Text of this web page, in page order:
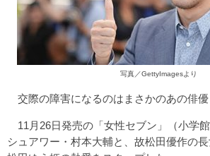
写真／GettyImagesより
交際の障害になるのはまさかのあの俳優
11月26日発売の「女性セブン」（小学
シュアワー・村本大輔と、故松田優作の